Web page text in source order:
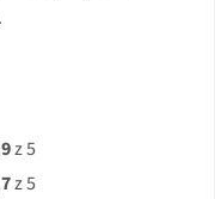
z 5
z 5